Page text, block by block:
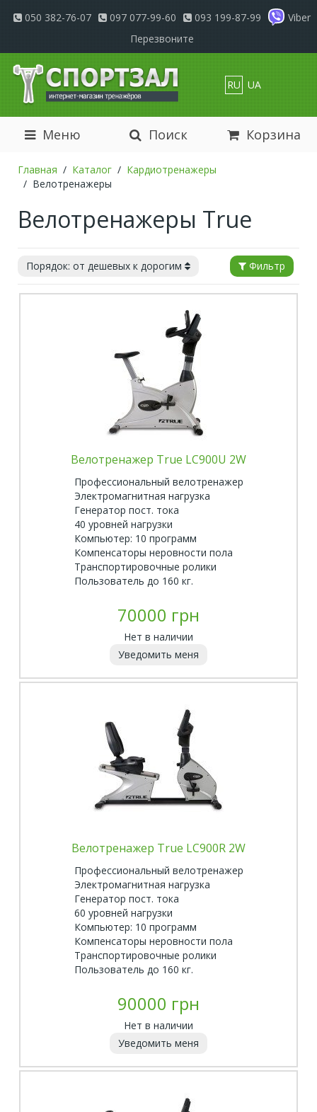
050 382-76-07 097 077-99-60 093 199-87-99
Viber
Перезвоните
RU UA
Меню Поиск Корзина
Главная Каталог
Кардиотренажеры
Велотренажеры
Велотренажеры True
Порядок: от дешевых к дорогим Фильтр
Велотренажер True LC900U 2W
Профессиональный велотренажер
Электромагнитная нагрузка
Генератор пост. тока
40 уровней нагрузки
Компьютер: 10 программ
Компенсаторы неровности пола
Транспортировочные ролики
Пользователь до 160 кг.
70000 грн
Нет в наличии
Уведомить меня
Велотренажер True LC900R 2W
Профессиональный велотренажер
Электромагнитная нагрузка
Генератор пост. тока
60 уровней нагрузки
Компьютер: 10 программ
Компенсаторы неровности пола
Транспортировочные ролики
Пользователь до 160 кг.
90000 грн
Нет в наличии
Уведомить меня